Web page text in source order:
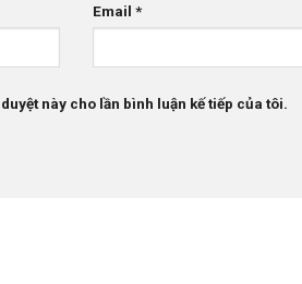
Email*
này cho lần bình luận kế tiếp của tôi.